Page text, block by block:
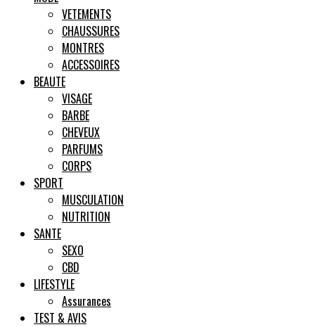
Pas si
Male
VETEMENTS
CHAUSSURES
MONTRES
ACCESSOIRES
BEAUTE
VISAGE
BARBE
CHEVEUX
PARFUMS
CORPS
SPORT
MUSCULATION
NUTRITION
SANTE
SEXO
CBD
LIFESTYLE
Assurances
TEST & AVIS